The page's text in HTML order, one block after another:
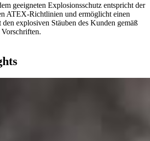
geeigneten Explosionsschutz entspricht der
ATEX-Richtlinien und ermöglicht einen
explosiven Stäuben des Kunden gemäß